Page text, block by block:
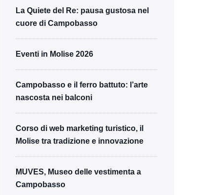
La Quiete del Re: pausa gustosa nel
cuore di Campobasso
Eventi in Molise 2026
Campobasso e il ferro battuto: l’arte
nascosta nei balconi
Corso di web marketing turistico, il
Molise tra tradizione e innovazione
MUVES, Museo delle vestimenta a
Campobasso